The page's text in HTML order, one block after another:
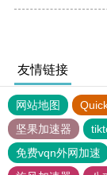
友情链接
网站地图
坚果加速器
免费vqn外网加速